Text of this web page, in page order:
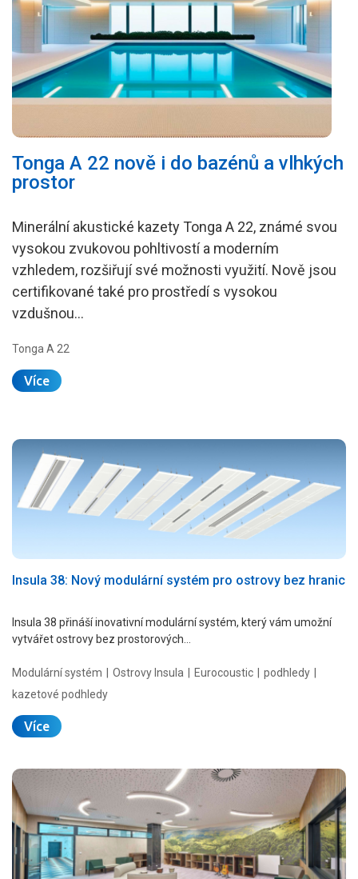
Podkroví
Dřevostavby
Koupelny a vlhké prostory
Zásady a užitečné informace
Tonga A 22 nově i do bazénů a vlhkých
prostor
Minerální akustické kazety Tonga A 22, známé svou
vysokou zvukovou pohltivostí a moderním
vzhledem, rozšiřují své možnosti využití. Nově jsou
certifikované také pro prostředí s vysokou
vzdušnou…
Tonga A 22
Více
Insula 38: Nový modulární systém pro ostrovy bez hranic
Insula 38 přináší inovativní modulární systém, který vám umožní
vytvářet ostrovy bez prostorových…
Modulární systém Ostrovy Insula Eurocoustic
podhledy
kazetové podhledy
Více